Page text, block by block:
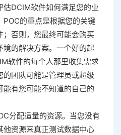
估DCIM软件如何满足您的业
POC的重点是根据您的关键
；否则，您最终可能会购买
境的解决方案。一个好的起
软件的每个人那里收集需求
的团队可能是管理员或超级
能有您可能不知道的自己的
分配适量的资源。当您没有
他资源来真正测试数据中心